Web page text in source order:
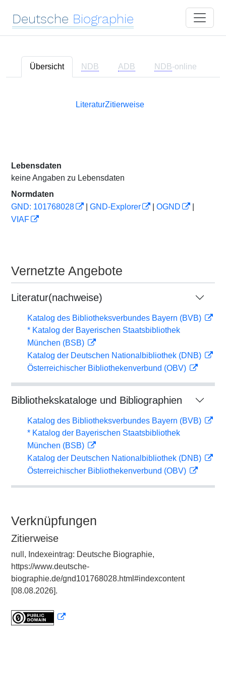
Deutsche Biographie
Übersicht NDB ADB NDB-online
LiteraturZitierweise
Lebensdaten
keine Angaben zu Lebensdaten
Normdaten
GND: 101768028
GND-Explorer OGND
VIAF
Vernetzte Angebote
Literatur(nachweise)
Katalog des Bibliotheksverbundes Bayern (BVB)
* Katalog der Bayerischen Staatsbibliothek
München (BSB)
Katalog der Deutschen Nationalbibliothek (DNB)
Österreichischer Bibliothekenverbund (OBV)
Bibliothekskataloge und Bibliographien
Katalog des Bibliotheksverbundes Bayern (BVB)
* Katalog der Bayerischen Staatsbibliothek
München (BSB)
Katalog der Deutschen Nationalbibliothek (DNB)
Österreichischer Bibliothekenverbund (OBV)
Verknüpfungen
Zitierweise
null, Indexeintrag: Deutsche Biographie,
https://www.deutsche-
biographie.de/gnd101768028.html#indexcontent
[08.08.2026].